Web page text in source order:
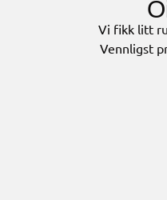
Vi fikk litt
Vennligst